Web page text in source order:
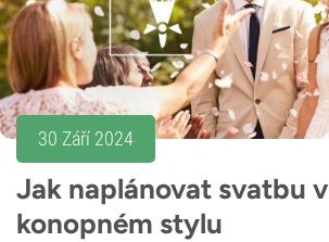
30 Září 2024
Jak naplánovat svatbu v
konopném stylu